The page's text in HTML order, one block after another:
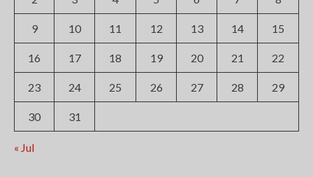
9 10 11 12 13 14 15
16 17 18 19 20 21 22
23 24 25 26 27 28 29
30 31
« Jul